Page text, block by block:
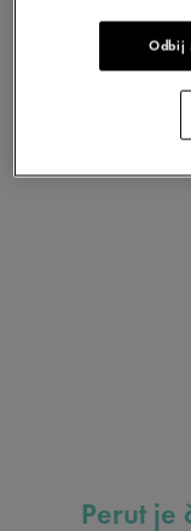
Perut je
Odbij